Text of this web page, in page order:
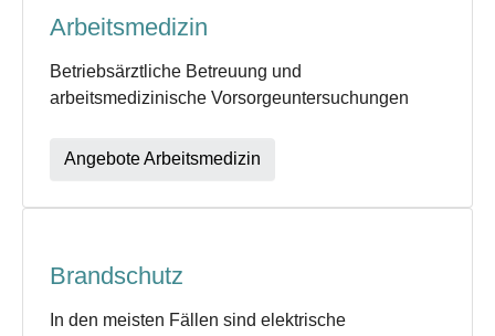
Arbeitsmedizin
Betriebsärztliche Betreuung und
arbeitsmedizinische Vorsorgeuntersuchungen
Angebote Arbeitsmedizin
Brandschutz
In den meisten Fällen sind elektrische